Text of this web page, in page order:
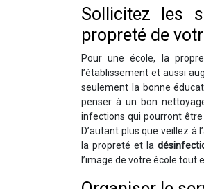
Sollicitez les
propreté de
Pour une école, la
l’établissement et aussi
seulement la bonne
penser à un bon
infections qui pourront
D’autant plus que veillez
la propreté et la
l’image de votre école tout